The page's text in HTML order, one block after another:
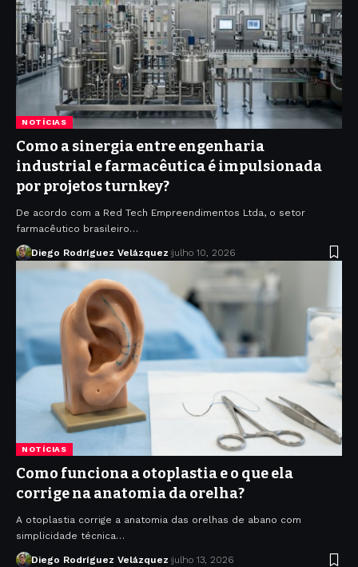
NOTÍCIAS
Como a sinergia entre engenharia
industrial e farmacêutica é impulsionada
por projetos turnkey?
De acordo com a Red Tech Empreendimentos Ltda, o setor
farmacêutico brasileiro…
Diego Rodríguez Velázquez julho 10, 2026
NOTÍCIAS
Como funciona a otoplastia e o que ela
corrige na anatomia da orelha?
A otoplastia corrige a anatomia das orelhas de abano com
simplicidade técnica…
Diego Rodríguez Velázquez julho 13, 2026